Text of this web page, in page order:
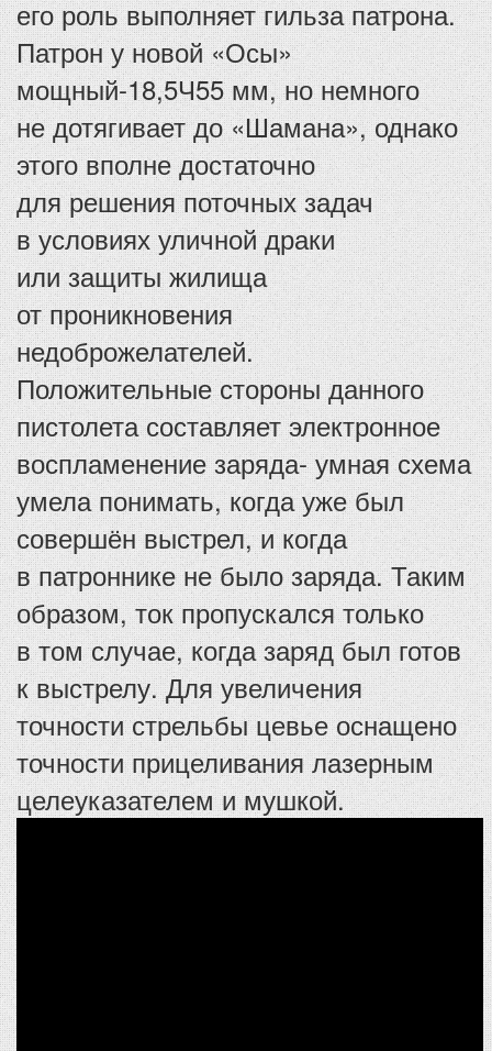
его роль выполняет гильза патрона.
Патрон у новой «Осы»
мощный-18,5Ч55 мм, но немного
не дотягивает до «Шамана», однако
этого вполне достаточно
для решения поточных задач
в условиях уличной драки
или защиты жилища
от проникновения
недоброжелателей.
Положительные стороны данного
пистолета составляет электронное
воспламенение заряда- умная схема
умела понимать, когда уже был
совершён выстрел, и когда
в патроннике не было заряда. Таким
образом, ток пропускался только
в том случае, когда заряд был готов
к выстрелу. Для увеличения
точности стрельбы цевье оснащено
точности прицеливания лазерным
целеуказателем и мушкой.